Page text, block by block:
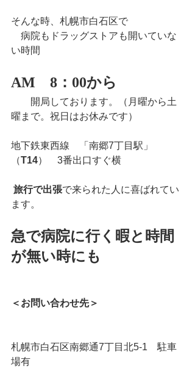
そんな時、札幌市白石区で
病院もドラッグストアも開いていな
い時間
AM　8：00から
開局しております。（月曜から土
曜まで。祝日はお休みです）
地下鉄東西線　「南郷7丁目駅」
（T14）　3番出口すぐ横
旅行で出張で来られた人に喜ばれてい
ます。
急で病院に行く暇と時間
が無い時にも
＜お問い合わせ先＞
札幌市白石区南郷通7丁目北5-1　駐車
場有